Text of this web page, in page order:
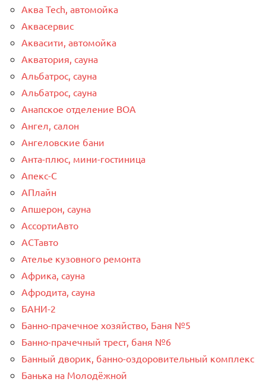
Аква Tech, автомойка
Аквасервис
Аквасити, автомойка
Акватория, сауна
Альбатрос, сауна
Альбатрос, сауна
Анапское отделение ВОА
Ангел, салон
Ангеловские бани
Анта-плюс, мини-гостиница
Апекс-С
АПлайн
Апшерон, сауна
АссортиАвто
АСТавто
Ателье кузовного ремонта
Африка, сауна
Афродита, сауна
БАНИ-2
Банно-прачечное хозяйство, Баня №5
Банно-прачечный трест, баня №6
Банный дворик, банно-оздоровительный комплекс
Банька на Молодёжной